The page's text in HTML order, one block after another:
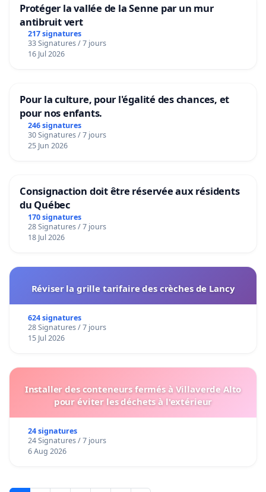
Protéger la vallée de la Senne par un mur
antibruit vert
217 signatures
33 Signatures / 7 jours
16 Jul 2026
Pour la culture, pour l'égalité des chances, et
pour nos enfants.
246 signatures
30 Signatures / 7 jours
25 Jun 2026
Consignaction doit être réservée aux résidents
du Québec
170 signatures
28 Signatures / 7 jours
18 Jul 2026
Réviser la grille tarifaire des crèches de Lancy
624 signatures
28 Signatures / 7 jours
15 Jul 2026
Installer des conteneurs fermés à Villaverde Alto
pour éviter les déchets à l'extérieur
24 signatures
24 Signatures / 7 jours
6 Aug 2026